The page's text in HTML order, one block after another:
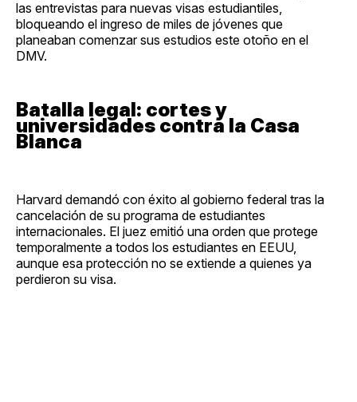
las entrevistas para nuevas visas estudiantiles,
bloqueando el ingreso de miles de jóvenes que
planeaban comenzar sus estudios este otoño en el
DMV.
Batalla legal: cortes y
universidades contra la Casa
Blanca
Harvard demandó con éxito al gobierno federal tras la
cancelación de su programa de estudiantes
internacionales. El juez emitió una orden que protege
temporalmente a todos los estudiantes en EEUU,
aunque esa protección no se extiende a quienes ya
perdieron su visa.